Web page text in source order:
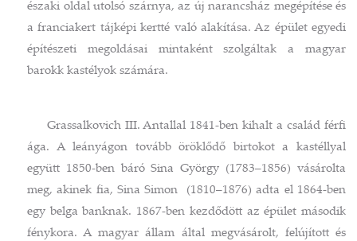
északi oldal utolsó szárnya, az új narancsház megépítése és
a franciakert tájképi kertté való alakítása. Az épület egyedi
építészeti megoldásai mintaként szolgáltak a magyar
barokk kastélyok számára.
Grassalkovich III. Antallal 1841-ben kihalt a család férfi
ága. A leányágon tovább öröklődő birtokot a kastéllyal
együtt 1850-ben báró Sina György (1783–1856) vásárolta
meg, akinek fia, Sina Simon (1810–1876) adta el 1864-ben
egy belga banknak. 1867-ben kezdődött az épület második
fénykora. A magyar állam által megvásárolt, felújított és